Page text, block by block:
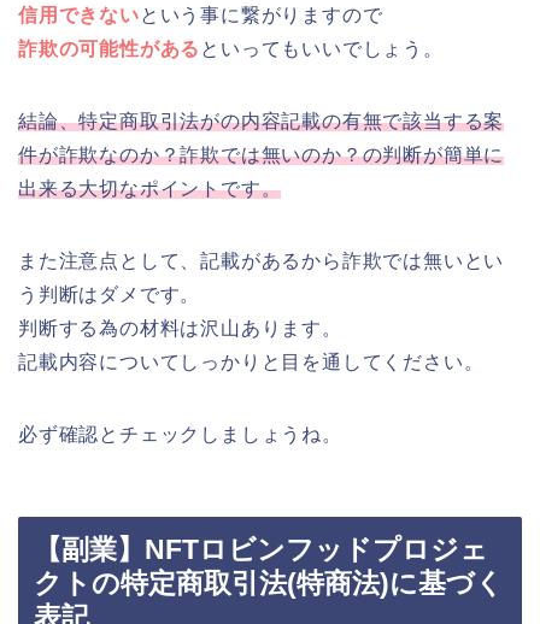
信用できないという事に繋がりますので
詐欺の可能性がある といってもいいでしょう。
結論、特定商取引法がの内容記載の有無で該当する案
件が詐欺なのか？詐欺では無いのか？の判断が簡単に
出来る大切なポイントです。
また注意点として、記載があるから詐欺では無いとい
う判断はダメです。
判断する為の材料は沢山あります。
記載内容についてしっかりと目を通してください。
必ず確認とチェックしましょうね。
【副業】NFTロビンフッドプロジェ
クトの特定商取引法(特商法)に基づく
表記